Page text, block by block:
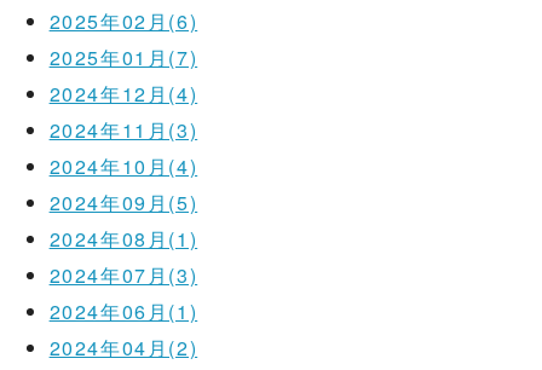
2025年02月(6)
2025年01月(7)
2024年12月(4)
2024年11月(3)
2024年10月(4)
2024年09月(5)
2024年08月(1)
2024年07月(3)
2024年06月(1)
2024年04月(2)